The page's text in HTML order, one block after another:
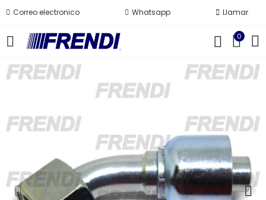
Correo electronico Whatsapp Llamar
0